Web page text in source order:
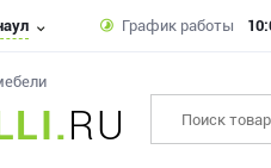
График работы
RU